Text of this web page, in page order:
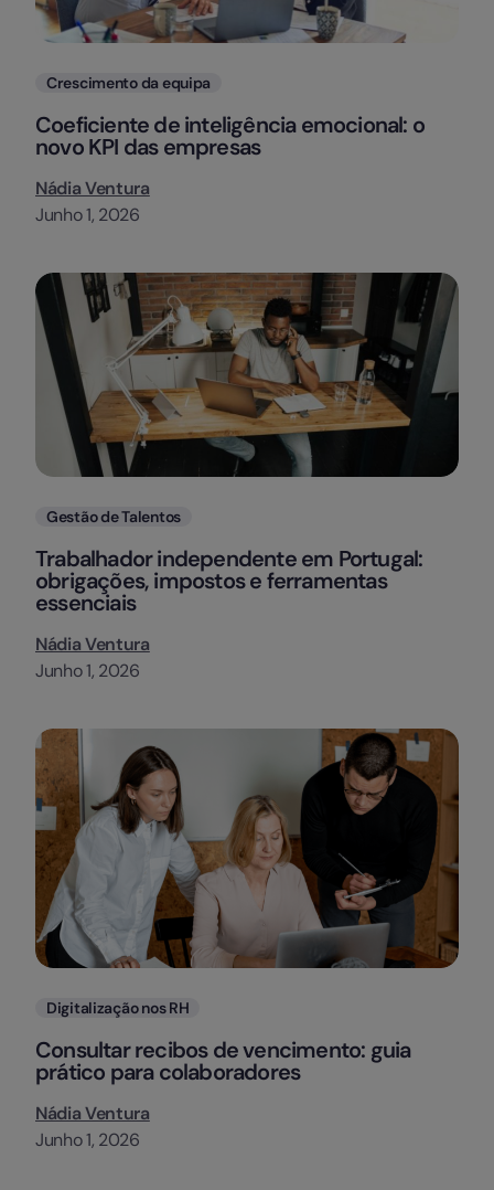
Categorias
Crescimento da equipa
Coeficiente de inteligência emocional: o
novo KPI das empresas
Nádia Ventura
Junho 1, 2026
Categorias
Gestão de Talentos
Trabalhador independente em Portugal:
obrigações, impostos e ferramentas
essenciais
Nádia Ventura
Junho 1, 2026
Categorias
Digitalização nos RH
Consultar recibos de vencimento: guia
prático para colaboradores
Nádia Ventura
Junho 1, 2026